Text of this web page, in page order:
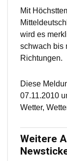
Mit
wird es
schwach bis
Richtungen.
Diese
07.11.2010
Wetter,
Weitere